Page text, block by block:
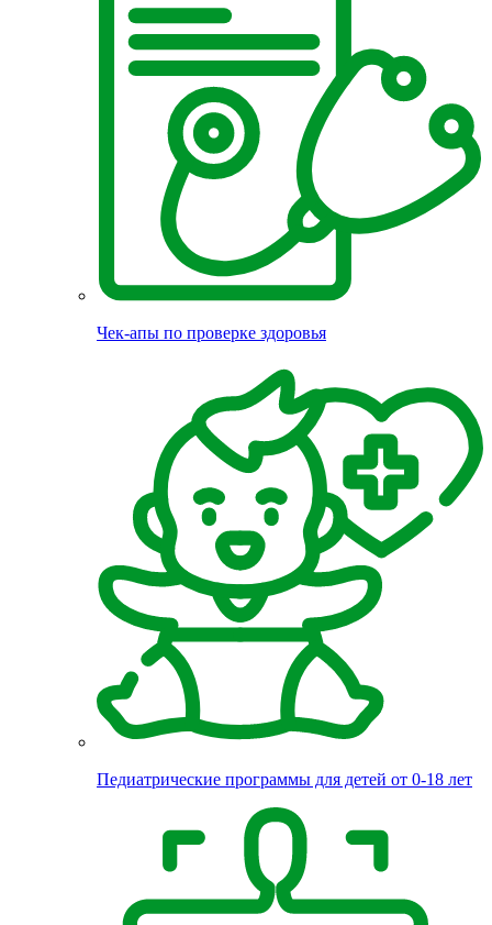
Чек-апы по проверке здоровья
Педиатрические программы для детей от 0-18 лет